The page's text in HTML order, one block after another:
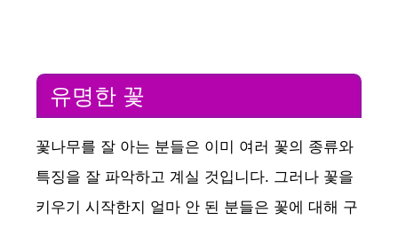
유명한 꽃
꽃나무를 잘 아는 분들은 이미 여러 꽃의 종류와
특징을 잘 파악하고 계실 것입니다. 그러나 꽃을
키우기 시작한지 얼마 안 된 분들은 꽃에 대해 구